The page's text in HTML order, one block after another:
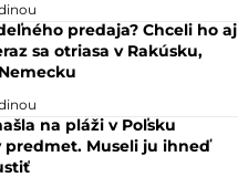
predaja? Chceli ho aj
sa otriasa v Rakúsku,
na pláži v Poľsku
predmet. Museli ju ihneď